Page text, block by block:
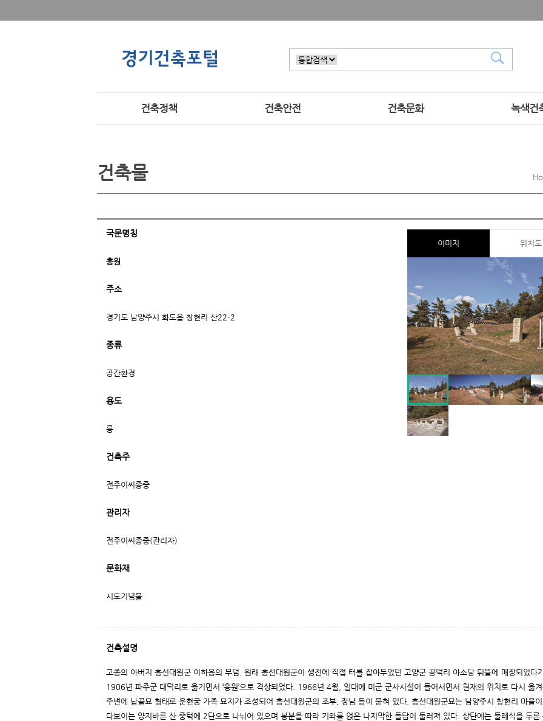
건축정책 건축안전 건축문화 녹색건
건축물
국문명칭
흥원
주소
경기도 남양주시 화도읍 창현리 산22-2
종류
공간환경
용도
릉
건축주
전주이씨종중
관리자
전주이씨종중(관리자)
문화재
시도기념물
이미지 위치도
건축설명
고종의 아버지 흥선대원군 이하응의 무덤. 원래 흥선대원군이 생전에 직접 터를 잡아두었던 고양군 공덕리 아소당 뒤뜰에 매장되었다
1906년 파주군 대덕리로 옮기면서 ‘흥원’으로 격상되었다. 1966년 4월, 일대에 미군 군사시설이 들어서면서 현재의 위치로 다시 옮겨
주변에 납골묘 형태로 운현궁 가족 묘지가 조성되어 흥선대원군의 조부, 장남 등이 묻혀 있다. 흥선대원군묘는 남양주시 창현리 마을이
다보이는 양지바른 산 중턱에 2단으로 나뉘어 있으며 봉분을 따라 기와를 얹은 나지막한 돌담이 둘러져 있다. 상단에는 둘레석을 두른